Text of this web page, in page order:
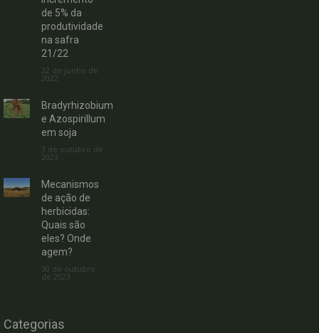
de 5% da
produtividade
na safra
21/22
22 de junho de
2022
Bradyrhizobium
e Azospirillum
em soja
3 de outubro de
2023
Mecanismos
de ação de
herbicidas:
Quais são
eles? Onde
agem?
30 de outubro
de 2023
Categorias